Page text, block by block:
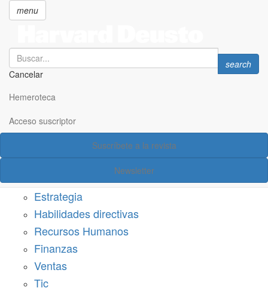
principal
menu
Search
Cancelar
Search
search
Hemeroteca
Acceso suscriptor
Suscríbete a la revista
Newsletter
Acceso suscriptor
Estrategia
Habilidades directivas
Recursos Humanos
Finanzas
Ventas
Tic